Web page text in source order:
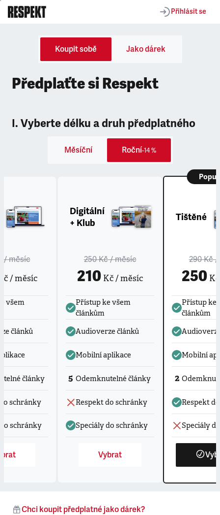
Přihlásit se
Koupit sobě Jako dárek
Předplaťte si Respekt
I. Vyberte délku a druh předplatného
Měsíční Roční-14 %
/ měsíc
/ měsíc
všem
článků
články
schránky
schránky
Digitální
+ Klub
250 Kč/ měsíc
210 Kč / měsíc
Přístup ke všem
článkům
Audioverze článků
Mobilní aplikace
5 Odemknutelné články
Respekt do schránky
Speciály do schránky
Vybrat
Tištěné
290 Kč/
250Kč
Přístup ke
článkům
Mobilní
2
Respekt
Speciály
Chci koupit předplatné jako dárek?